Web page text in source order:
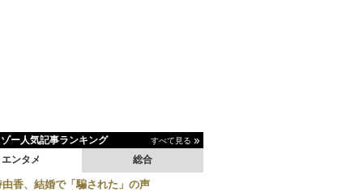
ー人気記事ランキング すべて見る
エンタメ 総合
由香、結婚で「騙された」の声